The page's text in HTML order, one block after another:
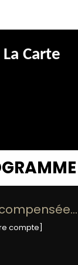
La Carte
compte]